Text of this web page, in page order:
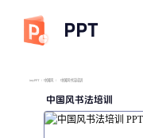
PPT
imyPPT / 中国风 / 中国风书法培训
中国风书法培训